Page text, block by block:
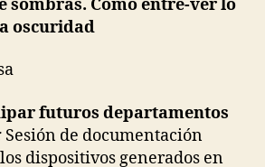
sombras. Cómo entre-ver lo
oscuridad
futuros departamentos
Sesión de documentación
dispositivos generados en